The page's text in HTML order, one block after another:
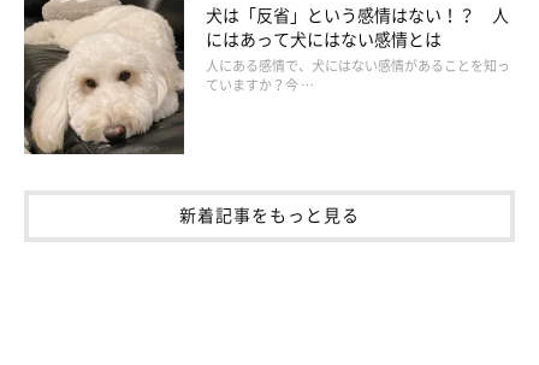
いね。
文／動物看護士 木本 由季
犬は「反省」という感情はない！？ 人
にはあって犬にはない感情とは
人にある感情で、犬にはない感情があることを知っ
ていますか？今 …
新着記事をもっと見る